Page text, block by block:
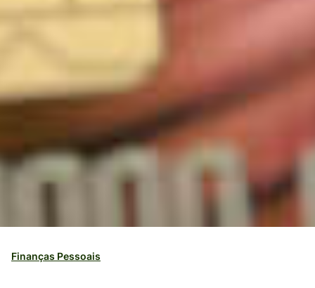
Finanças Pessoais